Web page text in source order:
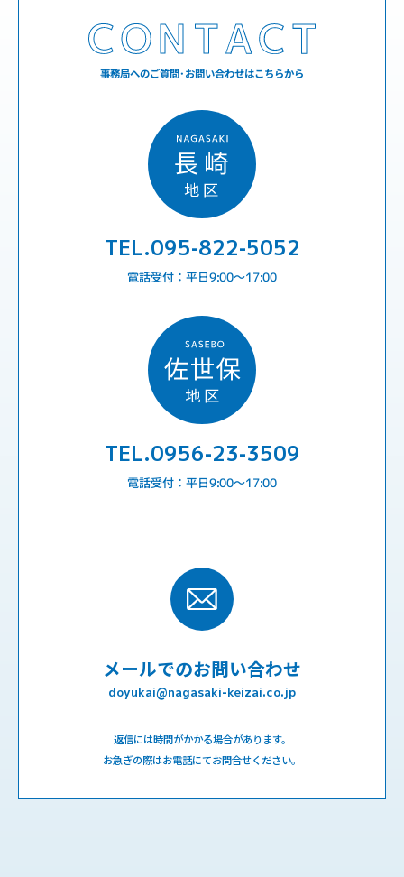
事務局へのご質問･お問い合わせはこちらから
TEL.095-822-5052
電話受付：平日9:00〜17:00
TEL.0956-23-3509
電話受付：平日9:00〜17:00
メールでのお問い合わせ
doyukai@nagasaki-keizai.co.jp
返信には時間がかかる場合があります。
お急ぎの際はお電話にてお問合せください。